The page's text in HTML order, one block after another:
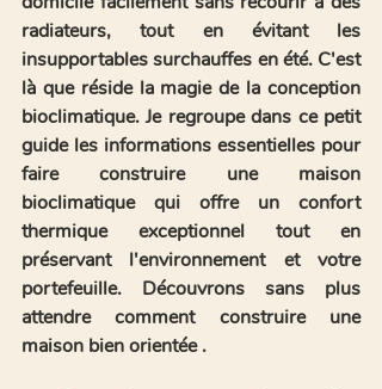
radiateurs, tout en évitant les
insupportables surchauffes en été. C'est
là que réside la magie de la conception
bioclimatique. Je regroupe dans ce petit
guide les informations essentielles pour
faire construire une maison
bioclimatique qui offre un confort
thermique exceptionnel tout en
préservant l'environnement et votre
portefeuille. Découvrons sans plus
attendre comment construire une
maison bien orientée .